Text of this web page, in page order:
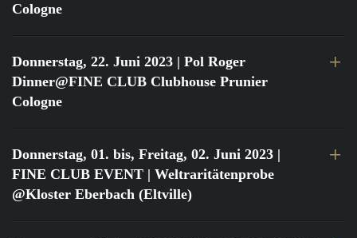
Cologne
Donnerstag, 22. Juni 2023 | Pol Roger
Dinner@FINE CLUB Clubhouse Prunier
Cologne
Donnerstag, 01. bis, Freitag, 02. Juni 2023 |
FINE CLUB EVENT | Weltraritätenprobe
@Kloster Eberbach (Eltville)